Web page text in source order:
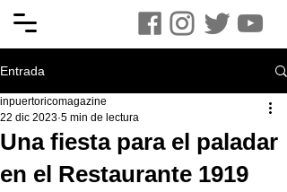
Entrada
Una fiesta para el paladar
en el Restaurante 1919
inpuertoricomagazine
22 dic 2023 5 min de lectura